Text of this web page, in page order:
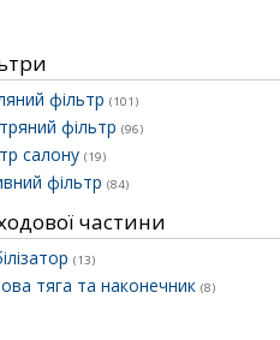
фільтр (101)
фільтр (96)
салону (19)
фільтр (84)
частини
(13)
тяга та наконечник (8)